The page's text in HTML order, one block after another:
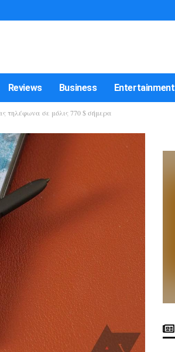
Reviews Business Entertainment
τηλέφωνα σε μόλις 770 $ σήμερα